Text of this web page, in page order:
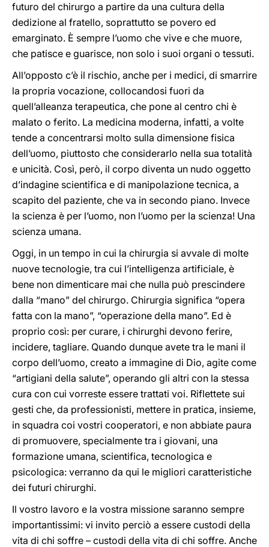
futuro del chirurgo a partire da una cultura della
dedizione al fratello, soprattutto se povero ed
emarginato. È sempre l’uomo che vive e che muore,
che patisce e guarisce, non solo i suoi organi o tessuti.
All’opposto c’è il rischio, anche per i medici, di smarrire
la propria vocazione, collocandosi fuori da
quell’alleanza terapeutica, che pone al centro chi è
malato o ferito. La medicina moderna, infatti, a volte
tende a concentrarsi molto sulla dimensione fisica
dell’uomo, piuttosto che considerarlo nella sua totalità
e unicità. Così, però, il corpo diventa un nudo oggetto
d’indagine scientifica e di manipolazione tecnica, a
scapito del paziente, che va in secondo piano. Invece
la scienza è per l’uomo, non l’uomo per la scienza! Una
scienza umana.
Oggi, in un tempo in cui la chirurgia si avvale di molte
nuove tecnologie, tra cui l’intelligenza artificiale, è
bene non dimenticare mai che nulla può prescindere
dalla “mano” del chirurgo. Chirurgia significa “opera
fatta con la mano”, “operazione della mano”. Ed è
proprio così: per curare, i chirurghi devono ferire,
incidere, tagliare. Quando dunque avete tra le mani il
corpo dell’uomo, creato a immagine di Dio, agite come
“artigiani della salute”, operando gli altri con la stessa
cura con cui vorreste essere trattati voi. Riflettete sui
gesti che, da professionisti, mettere in pratica, insieme,
in squadra coi vostri cooperatori, e non abbiate paura
di promuovere, specialmente tra i giovani, una
formazione umana, scientifica, tecnologica e
psicologica: verranno da qui le migliori caratteristiche
dei futuri chirurghi.
Il vostro lavoro e la vostra missione saranno sempre
importantissimi: vi invito perciò a essere custodi della
vita di chi soffre – custodi della vita di chi soffre. Anche